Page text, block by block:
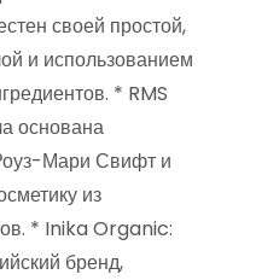
своей простой,
и использованием
* RMS
основана
Мари Свифт и
из
* Inika Organic:
бренд,